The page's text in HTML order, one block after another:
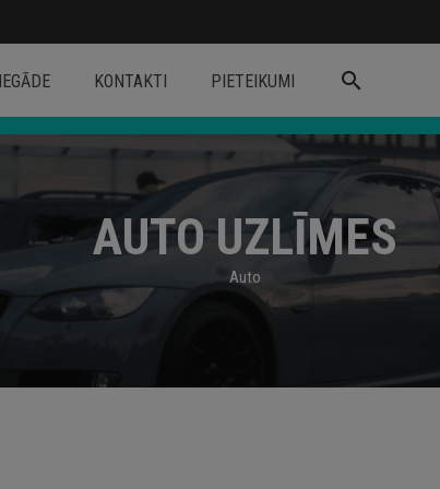
KONTAKTI PIETEIKUMI search
AUTO UZLĪMES
Auto